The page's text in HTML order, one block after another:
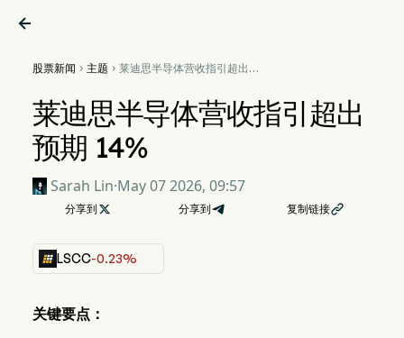

股票新闻  主题  莱迪思半导体营收指引超出预
莱迪思半导体营收指引超出
预期 14%
Sarah Lin·May 07 2026, 09:57
分享到  分享到 复制链接
LSCC-0.23%
关键要点：